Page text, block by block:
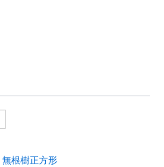
無根樹正方形